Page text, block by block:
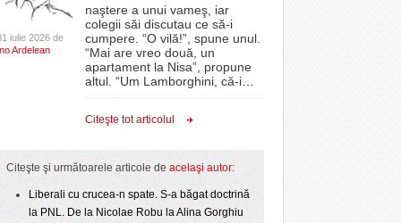
Dumbrăvița și-au
regular
- 22
Poli pierde primul
Timişoara intră în a treia zi de sărbătoare.
Programul de astăzi - acum 1 zi
Un concert de zile mari a încheiat prima zi a
Timișoara City Celebration/Foto- 1 August 2026
proiectelor derulate de instituție din fonduri
europene/FOTO- 11 December 2025
ANAF oferă persoanelor fizice posibilitatea să
beneficieze de Declarația Unică 212
2025
View all
CLIPURI VIDEO
JOCURI ONLINE
DIVERSE
FARMACII DIN
GRĂDINIŢE DIN TIMIŞ
PRIMĂRIILE DIN TIMIŞ
iulie 2026 de
Ardelean
naştere a unui vameş, iar
colegii săi discutau ce să-i
cumpere. “O vilă!”, spune unul.
“Mai are vreo două, un
apartament la Nisa”, propune
altul. “Um Lamborghini, că-i
Citeşte tot articolul
Citeşte şi următoarele articole de acelaşi autor:
Liberali cu crucea-n spate. S-a băgat doctrină
la PNL. De la Nicolae Robu la Alina Gorghiu